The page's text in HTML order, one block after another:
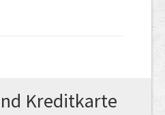
Kreditkarte